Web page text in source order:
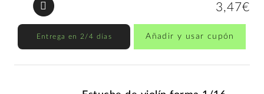
3,47€
Entrega en 2/4 días Añadir y usar cupón